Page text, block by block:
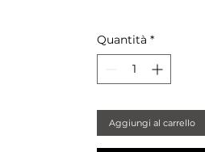
Quantità *
Aggiungi al carrello